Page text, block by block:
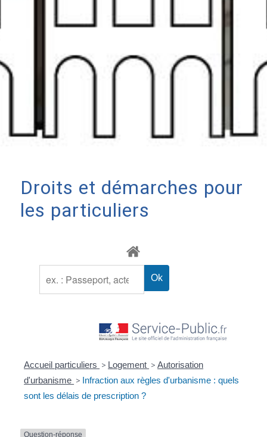
Droits et démarches pour
les particuliers
Accueil particuliers > Logement > Autorisation
d'urbanisme > Infraction aux règles d'urbanisme : quels
sont les délais de prescription ?
Question-réponse